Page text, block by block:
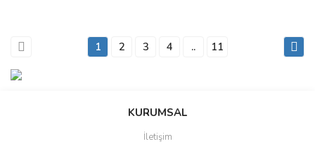
1 2 3 4 .. 11
KURUMSAL
İletişim